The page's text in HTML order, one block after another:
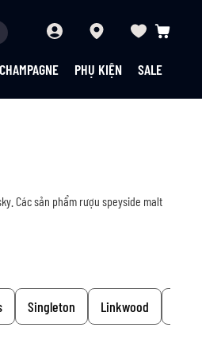
PHỤ KIỆN SALE
Các sản phẩm rượu speyside malt
Singleton Linkwood